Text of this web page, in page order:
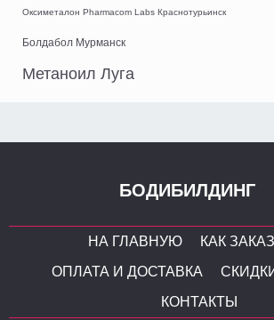
Оксиметалон Pharmacom Labs Краснотурьинск
Болдабол Мурманск
Метаноил Луга
БОДИБИЛДИНГ
НА ГЛАВНУЮ
КАК
ОПЛАТА И ДОСТАВКА
КОНТАКТЫ